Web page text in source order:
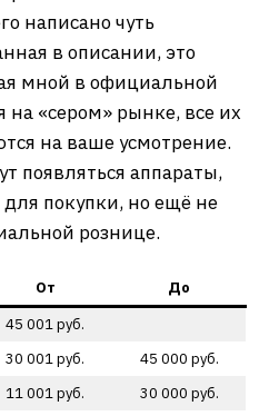
написано чуть
в описании, это
мной в официальной
«сером» рынке, все их
на ваше усмотрение.
появляться аппараты,
покупки, но ещё не
рознице.
От
До
45 001 руб.
30 001 руб.
45 000 руб.
11 001 руб.
30 000 руб.